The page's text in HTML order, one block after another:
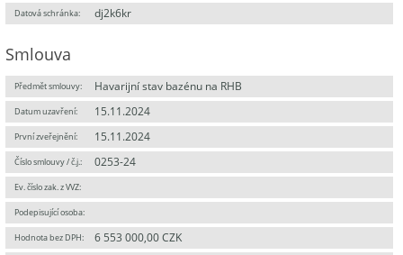
Datová schránka: dj2k6kr
Smlouva
Předmět smlouvy: Havarijní stav bazénu na RHB
Datum uzavření: 15.11.2024
První zveřejnění: 15.11.2024
Číslo smlouvy / č.j.: 0253-24
Ev. číslo zak. z VVZ:
Podepisující osoba:
Hodnota bez DPH: 6 553 000,00 CZK